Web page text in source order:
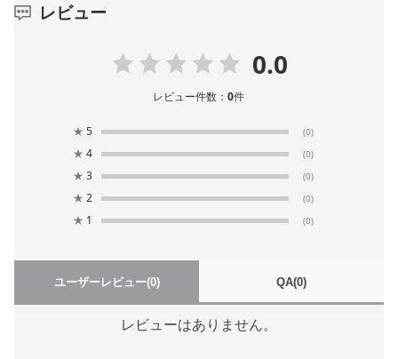
レビュー
0.0
レビュー件数：0件
★ 5 (0)
★ 4 (0)
★ 3 (0)
★ 2 (0)
★ 1 (0)
ユーザーレビュー(0) QA(0)
レビューはありません。